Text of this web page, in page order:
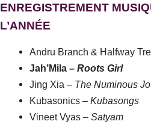
ENREGISTREMENT
L’ANNÉE
Andru Branch & Halfway
Jah’Mila –Roots Girl
Jing Xia – The Numinous
Kubasonics –Kubasongs
Vineet Vyas –Satyam